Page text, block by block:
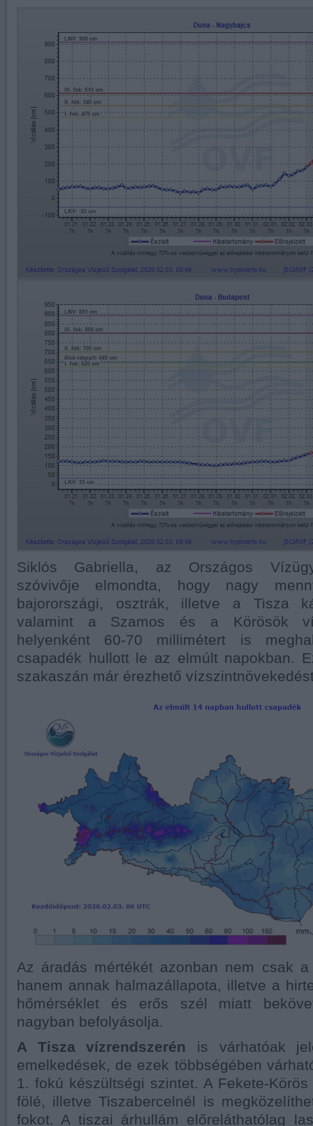
Siklós Gabriella, az Országos
szóvivője elmondta, hogy nagy
bajorországi, osztrák, illetve a Tisza
valamint a Szamos és a Körösök
helyenként 60-70 millimétert is
csapadék hullott le az elmúlt napokban.
szakaszán már érezhető
Az áradás mértékét azonban nem csak
hanem annak halmazállapota, illetve a
hőmérséklet és erős szél miatt
nagyban befolyásolja.
A Tisza vízrendszerén is várhatóak
emelkedések, de ezek többségében
1. fokú készültségi szintet. A Fekete-
fölé, illetve Tiszabercelnél is
fokot. A tiszai árhullám előreláthatólag